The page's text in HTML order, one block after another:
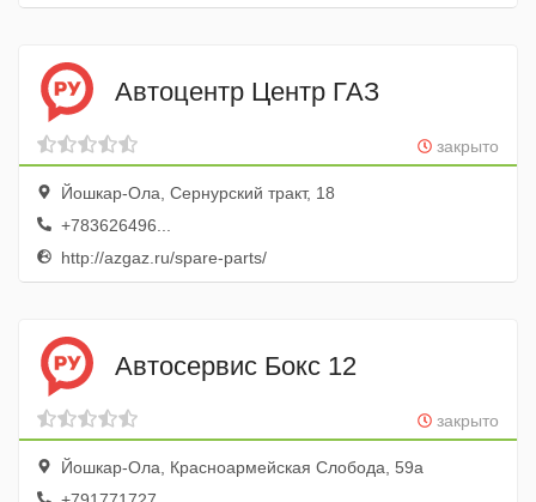
Автоцентр Центр ГАЗ
закрыто
Йошкар-Ола, Сернурский тракт, 18
+783626496...
http://azgaz.ru/spare-parts/
Автосервис Бокс 12
закрыто
Йошкар-Ола, Красноармейская Слобода, 59а